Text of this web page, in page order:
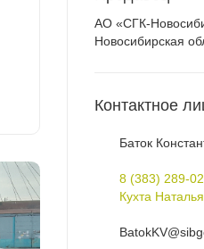
АО «СГК-
Новосибирская
Контактное
Баток
8 (383) 289-
Кухта